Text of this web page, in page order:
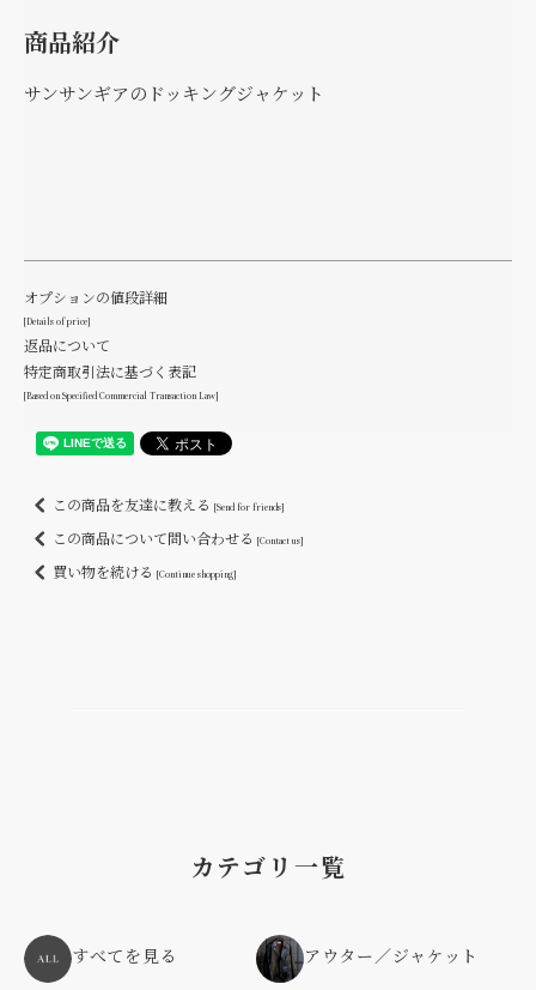
商品紹介
サンサンギアのドッキングジャケット
オプションの値段詳細
[Details of price]
返品について
特定商取引法に基づく表記
[Based on Specified Commercial Transaction Law]
この商品を友達に教える [Send for friends]
この商品について問い合わせる [Contact us]
買い物を続ける [Continue shopping]
カテゴリ一覧
すべてを見る アウター／ジャケット